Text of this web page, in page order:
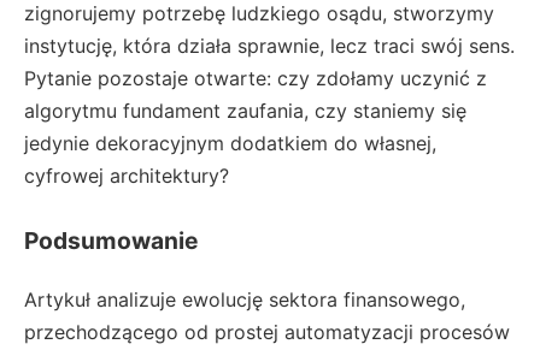
zignorujemy potrzebę ludzkiego osądu, stworzymy
instytucję, która działa sprawnie, lecz traci swój sens.
Pytanie pozostaje otwarte: czy zdołamy uczynić z
algorytmu fundament zaufania, czy staniemy się
jedynie dekoracyjnym dodatkiem do własnej,
cyfrowej architektury?
Podsumowanie
Artykuł analizuje ewolucję sektora finansowego,
przechodzącego od prostej automatyzacji procesów